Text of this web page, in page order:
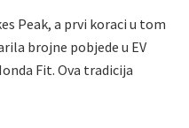
Peak, a prvi koraci u tom
brojne pobjede u EV
Fit. Ova tradicija